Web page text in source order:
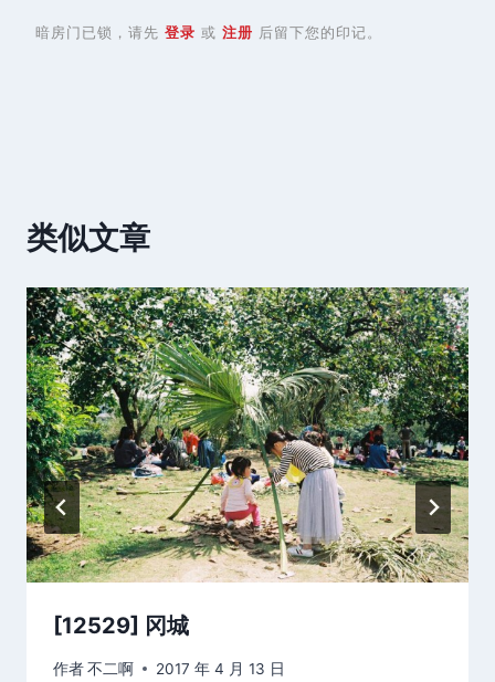
暗房门已锁，请先 登录 或 注册 后留下您的印记。
类似文章
[12529] 冈城
作者不二啊 2017 年 4 月 13 日